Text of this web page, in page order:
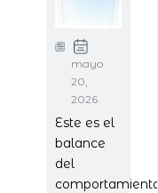
mayo
20,
2026
Este es el
balance
del
comportamiento